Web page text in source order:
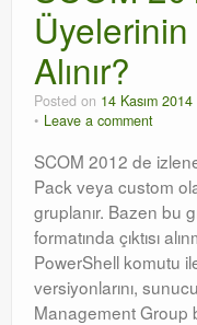
Üyelerinin
Alınır?
Posted on 14 Kasım 2014
Leave a comment
SCOM 2012 de
Pack veya custom
gruplanır. Bazen bu
formatında çıktısı
PowerShell komutu
versiyonlarını,
Management Group